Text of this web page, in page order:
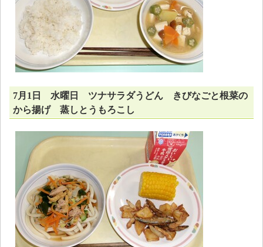
7月1日 水曜日 ツナサラダうどん きびなごと根菜の
から揚げ 蒸しとうもろこし